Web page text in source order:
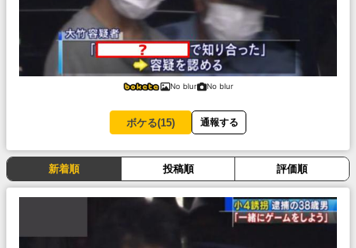
No blur No blur
ボケる(15) 通報する
新着順 投稿順 評価順